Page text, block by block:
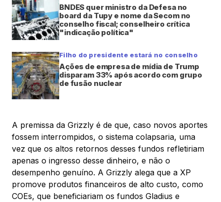
BNDES quer ministro da Defesa no
board da Tupy e nome da Secom no
conselho fiscal; conselheiro crítica
"indicação política"
Filho do presidente estará no conselho
Ações de empresa de mídia de Trump
disparam 33% após acordo com grupo
de fusão nuclear
A premissa da Grizzly é de que, caso novos aportes
fossem interrompidos, o sistema colapsaria, uma
vez que os altos retornos desses fundos refletiriam
apenas o ingresso desse dinheiro, e não o
desempenho genuíno. A Grizzly alega que a XP
promove produtos financeiros de alto custo, como
COEs, que beneficiariam os fundos Gladius e